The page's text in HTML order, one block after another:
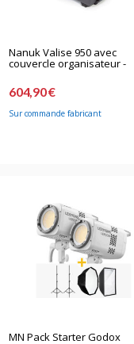
Nanuk Valise 950 avec
couvercle organisateur -
604,90 €
Sur commande fabricant
MN Pack Starter Godox